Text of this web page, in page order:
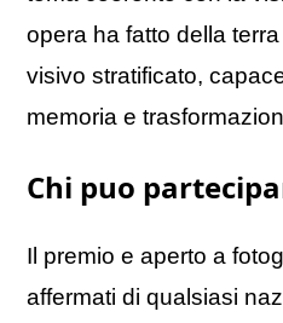
opera ha fatto della
visivo stratificato,
memoria e
Chi puo
Il premio e aperto a
affermati di qualsiasi